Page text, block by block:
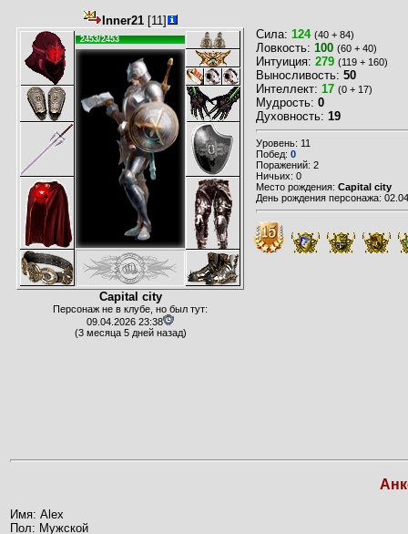
Inner21[11]
2453/2453
Capital city
Персонаж не в клубе, но был тут:
09.04.2026 23:38
(3 месяца 5 дней назад)
Сила: 124 (40 + 84)
Ловкость: 100 (60 + 40)
Интуиция: 279 (119 + 160)
Выносливость: 50
Интеллект: 17 (0 + 17)
Мудрость: 0
Духовность: 19
Уровень: 11
Побед: 0
Поражений: 2
Ничьих: 0
Место рождения: Capital city
День рождения персонажа:
Имя: Alex
Пол: Мужской